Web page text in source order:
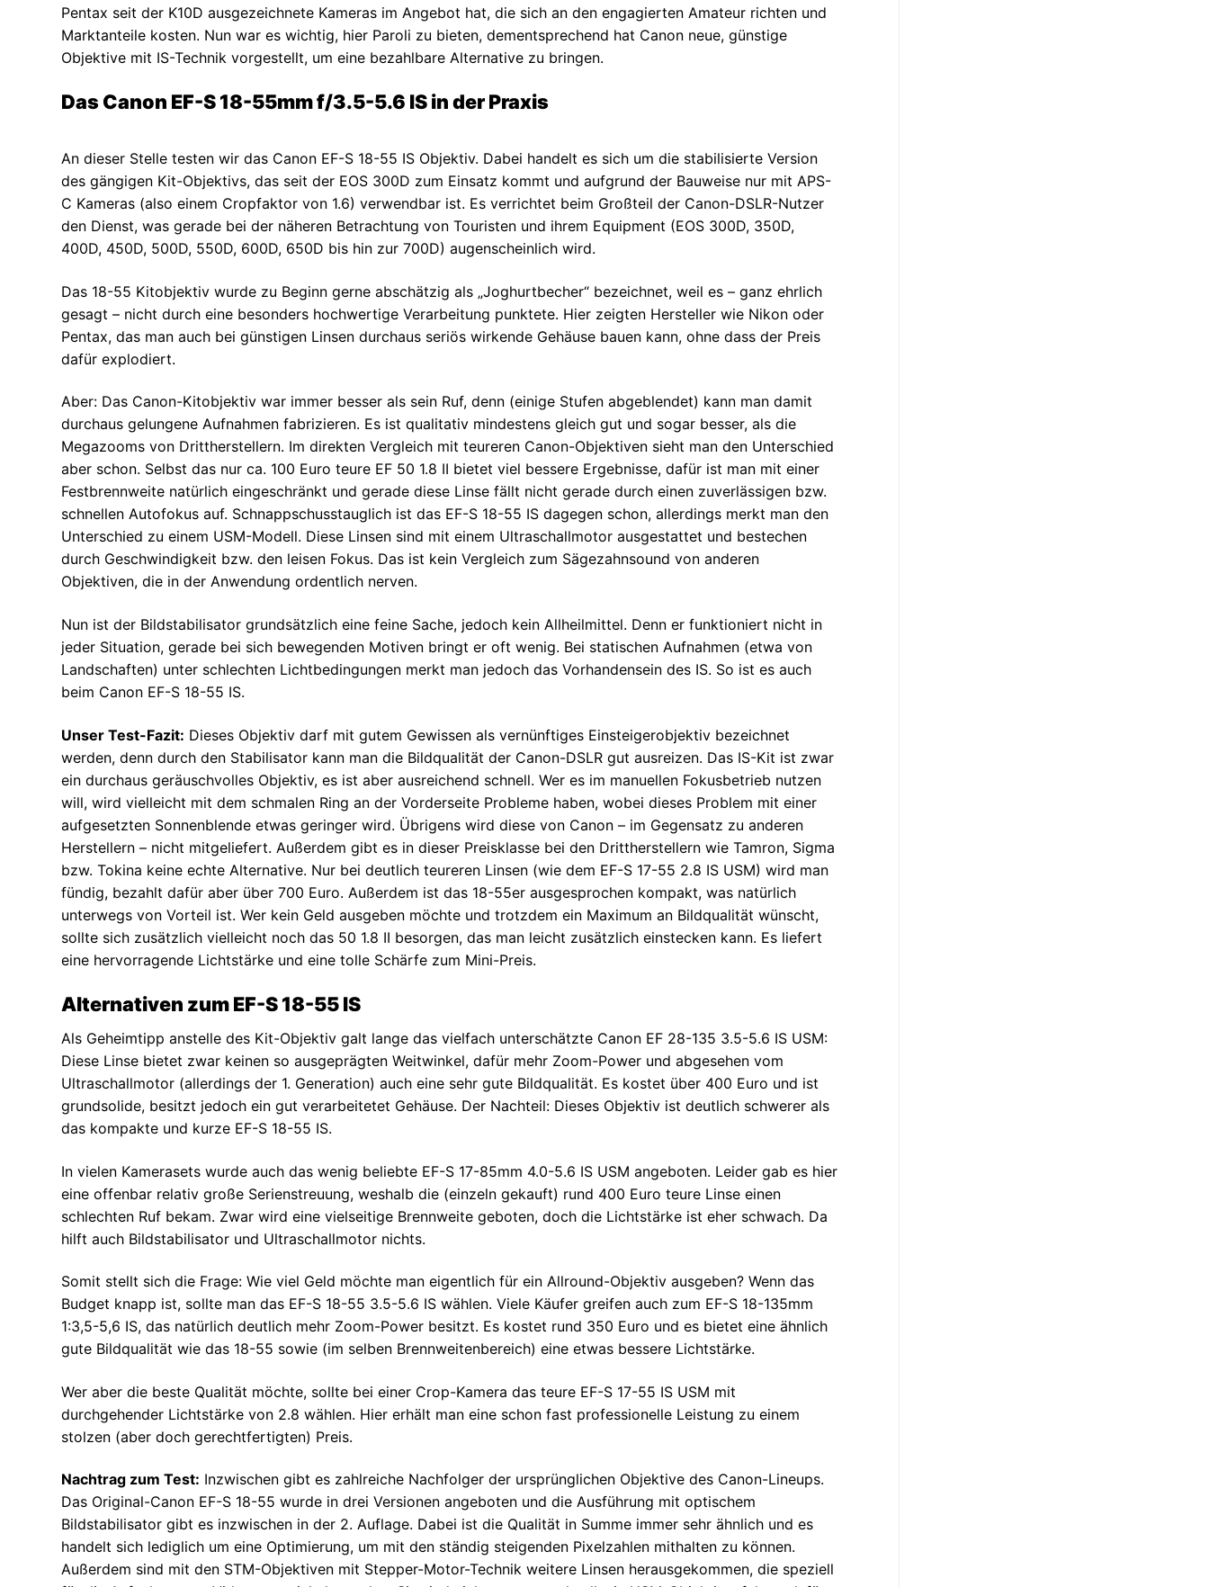
Pentax seit der K10D ausgezeichnete Kameras im Angebot hat, die sich an den engagierten Amateur richten und
Marktanteile kosten. Nun war es wichtig, hier Paroli zu bieten, dementsprechend hat Canon neue, günstige
Objektive mit IS-Technik vorgestellt, um eine bezahlbare Alternative zu bringen.
Das Canon EF-S 18-55mm f/3.5-5.6 IS in der Praxis
An dieser Stelle testen wir das Canon EF-S 18-55 IS Objektiv. Dabei handelt es sich um die stabilisierte Version
des gängigen Kit-Objektivs, das seit der EOS 300D zum Einsatz kommt und aufgrund der Bauweise nur mit APS-
C Kameras (also einem Cropfaktor von 1.6) verwendbar ist. Es verrichtet beim Großteil der Canon-DSLR-Nutzer
den Dienst, was gerade bei der näheren Betrachtung von Touristen und ihrem Equipment (EOS 300D, 350D,
400D, 450D, 500D, 550D, 600D, 650D bis hin zur 700D) augenscheinlich wird.
Das 18-55 Kitobjektiv wurde zu Beginn gerne abschätzig als „Joghurtbecher“ bezeichnet, weil es – ganz ehrlich
gesagt – nicht durch eine besonders hochwertige Verarbeitung punktete. Hier zeigten Hersteller wie Nikon oder
Pentax, das man auch bei günstigen Linsen durchaus seriös wirkende Gehäuse bauen kann, ohne dass der Preis
dafür explodiert.
Aber: Das Canon-Kitobjektiv war immer besser als sein Ruf, denn (einige Stufen abgeblendet) kann man damit
durchaus gelungene Aufnahmen fabrizieren. Es ist qualitativ mindestens gleich gut und sogar besser, als die
Megazooms von Drittherstellern. Im direkten Vergleich mit teureren Canon-Objektiven sieht man den Unterschied
aber schon. Selbst das nur ca. 100 Euro teure EF 50 1.8 II bietet viel bessere Ergebnisse, dafür ist man mit einer
Festbrennweite natürlich eingeschränkt und gerade diese Linse fällt nicht gerade durch einen zuverlässigen bzw.
schnellen Autofokus auf. Schnappschusstauglich ist das EF-S 18-55 IS dagegen schon, allerdings merkt man den
Unterschied zu einem USM-Modell. Diese Linsen sind mit einem Ultraschallmotor ausgestattet und bestechen
durch Geschwindigkeit bzw. den leisen Fokus. Das ist kein Vergleich zum Sägezahnsound von anderen
Objektiven, die in der Anwendung ordentlich nerven.
Nun ist der Bildstabilisator grundsätzlich eine feine Sache, jedoch kein Allheilmittel. Denn er funktioniert nicht in
jeder Situation, gerade bei sich bewegenden Motiven bringt er oft wenig. Bei statischen Aufnahmen (etwa von
Landschaften) unter schlechten Lichtbedingungen merkt man jedoch das Vorhandensein des IS. So ist es auch
beim Canon EF-S 18-55 IS.
Unser Test-Fazit: Dieses Objektiv darf mit gutem Gewissen als vernünftiges Einsteigerobjektiv bezeichnet
werden, denn durch den Stabilisator kann man die Bildqualität der Canon-DSLR gut ausreizen. Das IS-Kit ist zwar
ein durchaus geräuschvolles Objektiv, es ist aber ausreichend schnell. Wer es im manuellen Fokusbetrieb nutzen
will, wird vielleicht mit dem schmalen Ring an der Vorderseite Probleme haben, wobei dieses Problem mit einer
aufgesetzten Sonnenblende etwas geringer wird. Übrigens wird diese von Canon – im Gegensatz zu anderen
Herstellern – nicht mitgeliefert. Außerdem gibt es in dieser Preisklasse bei den Drittherstellern wie Tamron, Sigma
bzw. Tokina keine echte Alternative. Nur bei deutlich teureren Linsen (wie dem EF-S 17-55 2.8 IS USM) wird man
fündig, bezahlt dafür aber über 700 Euro. Außerdem ist das 18-55er ausgesprochen kompakt, was natürlich
unterwegs von Vorteil ist. Wer kein Geld ausgeben möchte und trotzdem ein Maximum an Bildqualität wünscht,
sollte sich zusätzlich vielleicht noch das 50 1.8 II besorgen, das man leicht zusätzlich einstecken kann. Es liefert
eine hervorragende Lichtstärke und eine tolle Schärfe zum Mini-Preis.
Alternativen zum EF-S 18-55 IS
Als Geheimtipp anstelle des Kit-Objektiv galt lange das vielfach unterschätzte Canon EF 28-135 3.5-5.6 IS USM:
Diese Linse bietet zwar keinen so ausgeprägten Weitwinkel, dafür mehr Zoom-Power und abgesehen vom
Ultraschallmotor (allerdings der 1. Generation) auch eine sehr gute Bildqualität. Es kostet über 400 Euro und ist
grundsolide, besitzt jedoch ein gut verarbeitetet Gehäuse. Der Nachteil: Dieses Objektiv ist deutlich schwerer als
das kompakte und kurze EF-S 18-55 IS.
In vielen Kamerasets wurde auch das wenig beliebte EF-S 17-85mm 4.0-5.6 IS USM angeboten. Leider gab es hier
eine offenbar relativ große Serienstreuung, weshalb die (einzeln gekauft) rund 400 Euro teure Linse einen
schlechten Ruf bekam. Zwar wird eine vielseitige Brennweite geboten, doch die Lichtstärke ist eher schwach. Da
hilft auch Bildstabilisator und Ultraschallmotor nichts.
Somit stellt sich die Frage: Wie viel Geld möchte man eigentlich für ein Allround-Objektiv ausgeben? Wenn das
Budget knapp ist, sollte man das EF-S 18-55 3.5-5.6 IS wählen. Viele Käufer greifen auch zum EF-S 18-135mm
1:3,5-5,6 IS, das natürlich deutlich mehr Zoom-Power besitzt. Es kostet rund 350 Euro und es bietet eine ähnlich
gute Bildqualität wie das 18-55 sowie (im selben Brennweitenbereich) eine etwas bessere Lichtstärke.
Wer aber die beste Qualität möchte, sollte bei einer Crop-Kamera das teure EF-S 17-55 IS USM mit
durchgehender Lichtstärke von 2.8 wählen. Hier erhält man eine schon fast professionelle Leistung zu einem
stolzen (aber doch gerechtfertigten) Preis.
Nachtrag zum Test: Inzwischen gibt es zahlreiche Nachfolger der ursprünglichen Objektive des Canon-Lineups.
Das Original-Canon EF-S 18-55 wurde in drei Versionen angeboten und die Ausführung mit optischem
Bildstabilisator gibt es inzwischen in der 2. Auflage. Dabei ist die Qualität in Summe immer sehr ähnlich und es
handelt sich lediglich um eine Optimierung, um mit den ständig steigenden Pixelzahlen mithalten zu können.
Außerdem sind mit den STM-Objektiven mit Stepper-Motor-Technik weitere Linsen herausgekommen, die speziell